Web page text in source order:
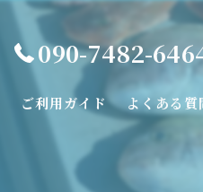
090-7482-
ご利用ガイド よくある質